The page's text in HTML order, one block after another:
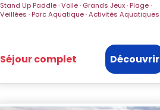
Stand Up Paddle · Voile · Grands Jeux · Plage ·
Veillées · Parc Aquatique · Activités Aquatiques
Séjour complet Découvrir